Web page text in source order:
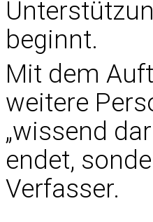
beginnt.
Mit dem
weitere
„wissend
endet,
Verfasser.